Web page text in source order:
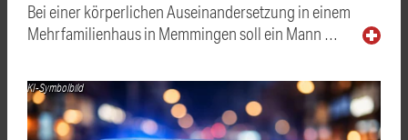
Bei einer körperlichen Auseinandersetzung in einem
Mehrfamilienhaus in Memmingen soll ein Mann …
KI-Symbolbild